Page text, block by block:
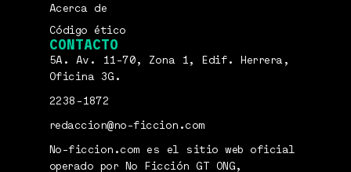
Acerca de
Código ético
CONTACTO
5A. Av. 11-70, Zona 1, Edif. Herrera,
Oficina 3G.
2238-1872
redaccion@no-ficcion.com
No-ficcion.com es el sitio web oficial
operado por No Ficción GT ONG,